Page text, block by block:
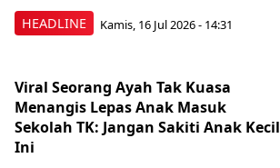
HEADLINE Kamis, 16 Jul 2026 - 14:31
Viral Seorang Ayah Tak Kuasa
Menangis Lepas Anak Masuk
Sekolah TK: Jangan Sakiti Anak Kecil
Ini